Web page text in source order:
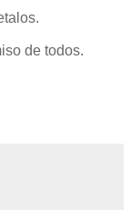
de todos.